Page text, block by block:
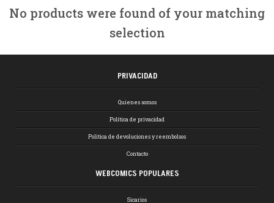
No products were found of your matching
selection
PRIVACIDAD
Quienes somos
Política de privacidad
Política de devoluciones y reembolsos
Contacto
WEBCOMICS POPULARES
Sicarios